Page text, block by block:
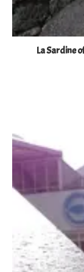
La Sardine